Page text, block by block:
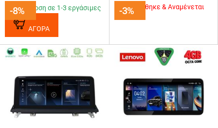
-8%
-8%
Παράδοση σε 1-3 εργάσιμες
ΑΓΟΡΑ
-3%
-3%
Εξαντλήθηκε & Αναμένεται